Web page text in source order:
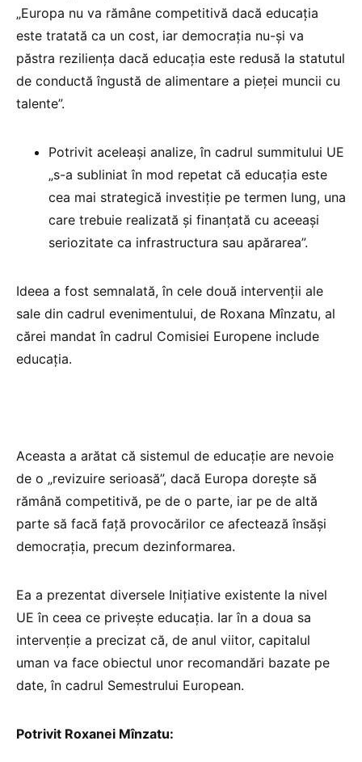
„Europa nu va rămâne competitivă dacă educația
este tratată ca un cost, iar democrația nu-și va
păstra reziliența dacă educația este redusă la statutul
de conductă îngustă de alimentare a pieței muncii cu
talente”.
Potrivit aceleași analize, în cadrul summitului UE
„s-a subliniat în mod repetat că educația este
cea mai strategică investiție pe termen lung, una
care trebuie realizată și finanțată cu aceeași
seriozitate ca infrastructura sau apărarea”.
Ideea a fost semnalată, în cele două intervenții ale
sale din cadrul evenimentului, de Roxana Mînzatu, al
cărei mandat în cadrul Comisiei Europene include
educația.
Aceasta a arătat că sistemul de educație are nevoie
de o „revizuire serioasă”, dacă Europa dorește să
rămână competitivă, pe de o parte, iar pe de altă
parte să facă față provocărilor ce afectează însăși
democrația, precum dezinformarea.
Ea a prezentat diversele Inițiative existente la nivel
UE în ceea ce privește educația. Iar în a doua sa
intervenție a precizat că, de anul viitor, capitalul
uman va face obiectul unor recomandări bazate pe
date, în cadrul Semestrului European.
Potrivit Roxanei Mînzatu: